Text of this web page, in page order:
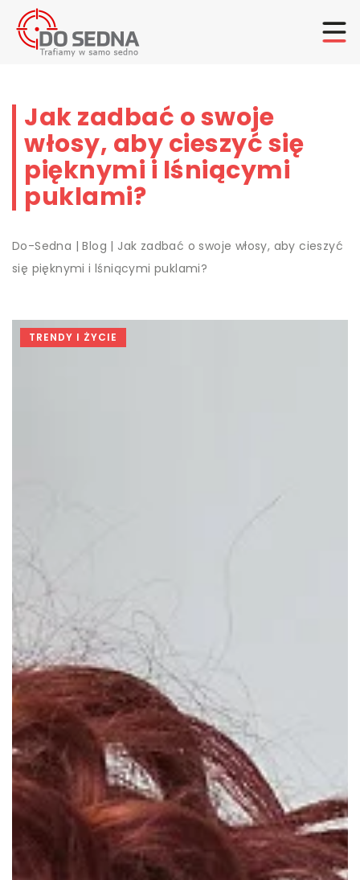
Jak zadbać o swoje
włosy, aby cieszyć się
pięknymi i lśniącymi
puklami?
Do-Sedna |Blog | Jak zadbać o swoje włosy, aby cieszyć
się pięknymi i lśniącymi puklami?
TRENDY I ŻYCIE